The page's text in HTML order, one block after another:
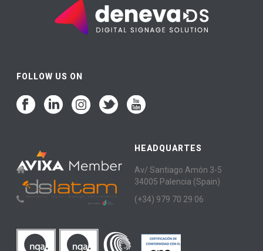
FOLLOW US ON
HEADQUARTES
Av/ Santiago Amón 3-5
34005 Palencia (Spain)
(+34) 979 70 29 06